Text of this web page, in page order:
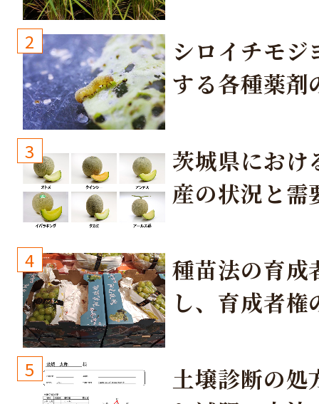
2
シロイチモジ
する各種薬剤
3
茨城県におけ
産の状況と需
4
種苗法の育成
し、育成者権
しょう！
5
土壌診断の処